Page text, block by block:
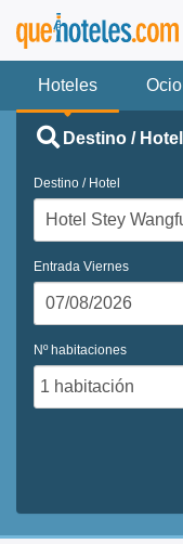
Hoteles Ocio
Destino / Hotel
Destino / Hotel
Entrada Viernes
Nº habitaciones